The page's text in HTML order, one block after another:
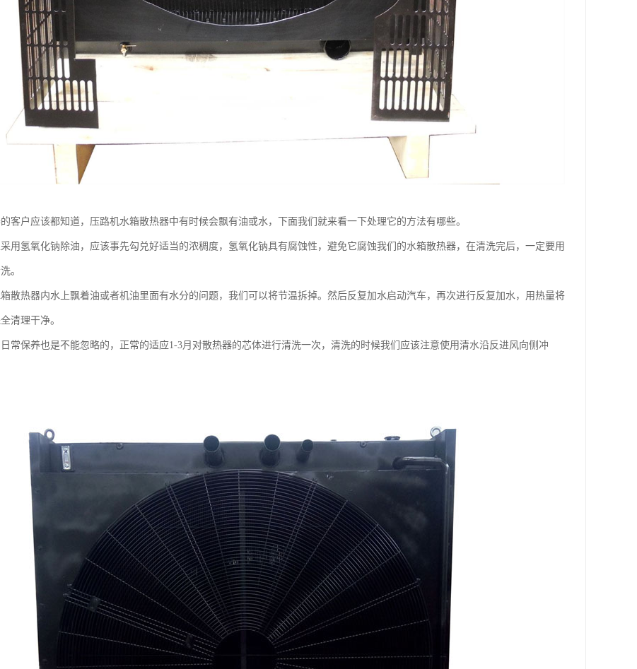
客户应该都知道，压路机水箱散热器中有时候会飘有油或水，下面我们就来看一下处理它的方法有哪些。
氢氧化钠除油，应该事先勾兑好适当的浓稠度，氢氧化钠具有腐蚀性，避免它腐蚀我们的水箱散热器，在清洗完后，一定要用
。
热器内水上飘着油或者机油里面有水分的问题，我们可以将节温拆掉。然后反复加水启动汽车，再次进行反复加水，用热量将
清理干净。
保养也是不能忽略的，正常的适应1-3月对散热器的芯体进行清洗一次，清洗的时候我们应该注意使用清水沿反进风向侧冲